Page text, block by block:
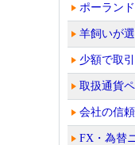
ポーラン
羊飼いが
少額で取
取扱通貨
会社の信
FX・為替